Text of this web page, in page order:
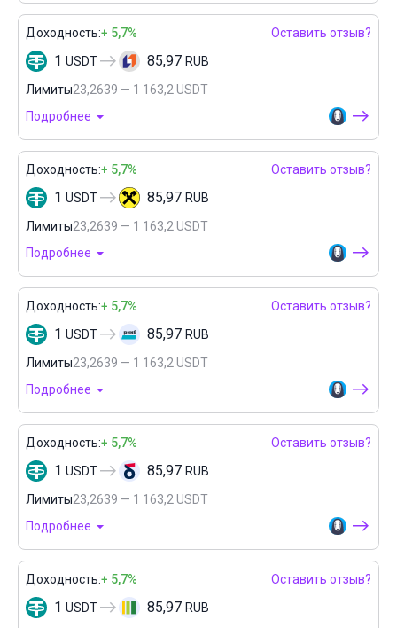
Доходность:+ 5,7% Оставить отзыв?
1 USDT 85,97 RUB
Лимиты23,2639 — 1 163,2 USDT
Подробнее
Доходность:+ 5,7% Оставить отзыв?
1 USDT 85,97 RUB
Лимиты23,2639 — 1 163,2 USDT
Подробнее
Доходность:+ 5,7% Оставить отзыв?
1 USDT 85,97 RUB
Лимиты23,2639 — 1 163,2 USDT
Подробнее
Доходность:+ 5,7% Оставить отзыв?
1 USDT 85,97 RUB
Лимиты23,2639 — 1 163,2 USDT
Подробнее
Доходность:+ 5,7% Оставить отзыв?
1 USDT 85,97 RUB